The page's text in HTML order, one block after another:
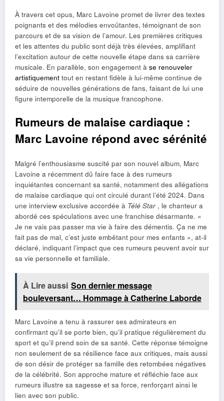
À travers cet opus, Marc Lavoine promet de livrer des textes
poignants et des mélodies envoûtantes, témoignant de son
parcours et de sa vision de l’amour. Les premières critiques
et les attentes du public sont déjà très élevées, amplifiant
l’excitation autour de cette nouvelle étape dans sa carrière
musicale. En parallèle, son engagement à se renouveler
artistiquement tout en restant fidèle à lui-même continue de
séduire de nouvelles générations de fans, faisant de lui une
figure intemporelle de la musique francophone.
Rumeurs de malaise cardiaque :
Marc Lavoine répond avec sérénité
Malgré l’enthousiasme suscité par son nouvel album, Marc
Lavoine a récemment dû faire face à des rumeurs
inquiétantes concernant sa santé, notamment des allégations
de malaise cardiaque qui ont circulé durant l’été 2024. Dans
une interview exclusive accordée à Télé Star , le chanteur a
abordé ces spéculations avec une franchise désarmante. «
Je ne vais pas passer ma vie à faire des démentis. Ça ne me
fait pas de mal, c’est juste embêtant pour mes enfants », at-il
déclaré, indiquant l’impact que ces rumeurs peuvent avoir sur
sa vie personnelle et familiale.
À Lire aussi Son dernier message
bouleversant… Hommage à Catherine Laborde
Marc Lavoine a tenu à rassurer ses admirateurs en
confirmant qu’il se porte bien, qu’il pratique régulièrement du
sport et qu’il prend soin de sa santé. Cette réponse témoigne
non seulement de sa résilience face aux critiques, mais aussi
de son désir de protéger sa famille des retombées négatives
de la célébrité. Son approche mature et réfléchie face aux
rumeurs illustre sa sagesse et sa force, renforçant ainsi le
lien avec son public.